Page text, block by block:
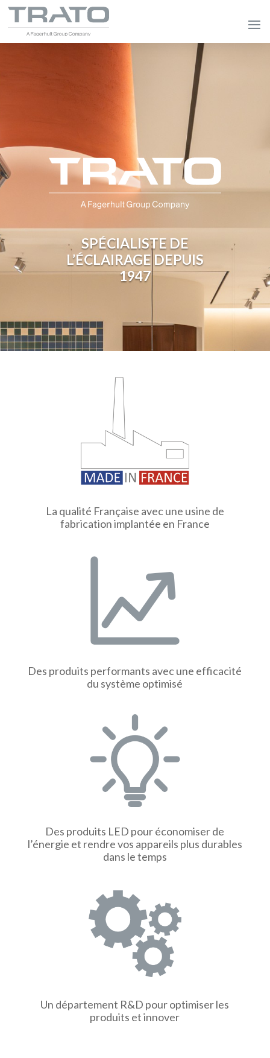
SPÉCIALISTE DE
L’ÉCLAIRAGE DEPUIS
1947
La qualité Française avec une usine de
fabrication implantée en France
Des produits performants avec une efficacité
du système optimisé
Des produits LED pour économiser de
l’énergie et rendre vos appareils plus durables
dans le temps
Un département R&D pour optimiser les
produits et innover